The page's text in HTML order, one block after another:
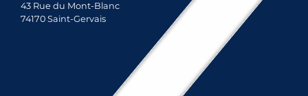
43 Rue du Mont-Blanc
74170 Saint-Gervais